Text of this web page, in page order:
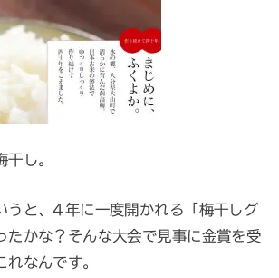
干し。
うと、4年に一度開かれる「梅干しグ
たかな？そんな大会で見事に金賞を受
れなんです。